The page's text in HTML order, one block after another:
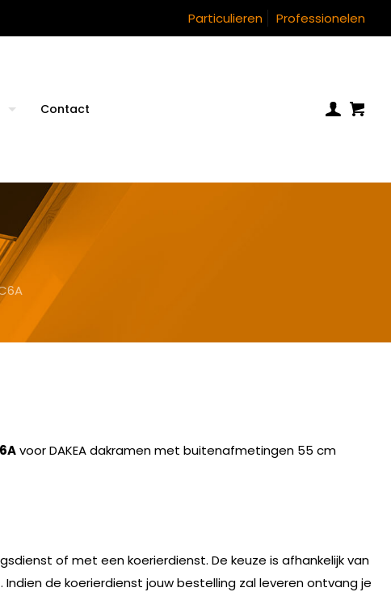
Particulieren Professionelen
Contact
voor DAKEA dakramen met buitenafmetingen 55 cm
of met een koerierdienst. De keuze is afhankelijk van
de koerierdienst jouw bestelling zal leveren ontvang je